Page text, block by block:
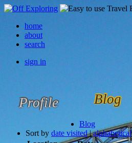
home
about
search
sign in
Profile Blog
Blog
Sort by date visited | alphabetical